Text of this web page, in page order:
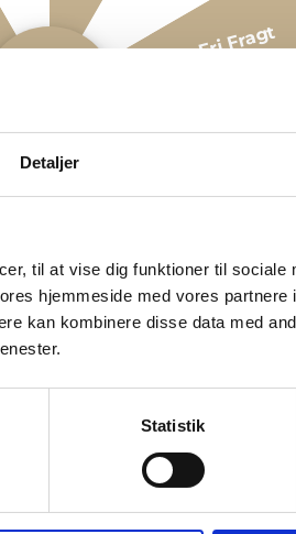
Detaljer
til at vise dig funktioner til sociale
hjemmeside med vores partnere
kan kombinere disse data med
Statistik
Fri Fragt
-5% Rabat
-5% Rabat
klubben og tag
spil!